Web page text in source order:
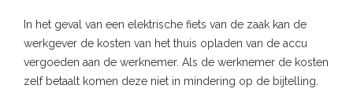
In het geval van een elektrische fiets van de zaak kan de
werkgever de kosten van het thuis opladen van de accu
vergoeden aan de werknemer. Als de werknemer de kosten
zelf betaalt komen deze niet in mindering op de bijtelling.